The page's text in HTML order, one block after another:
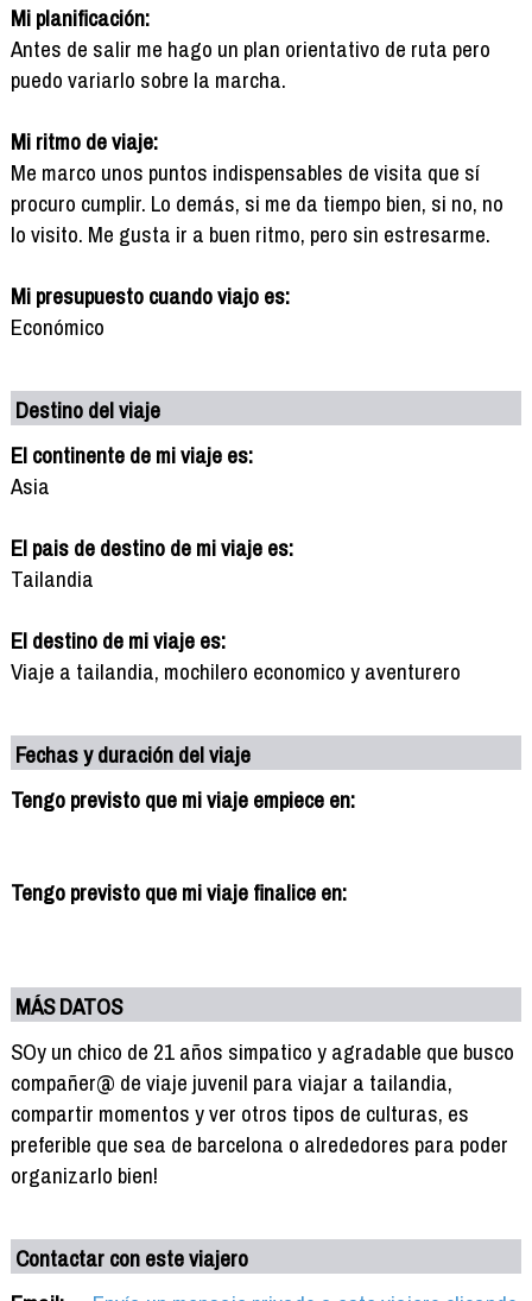
Mi planificación:
Antes de salir me hago un plan orientativo de ruta pero
puedo variarlo sobre la marcha.
Mi ritmo de viaje:
Me marco unos puntos indispensables de visita que sí
procuro cumplir. Lo demás, si me da tiempo bien, si no, no
lo visito. Me gusta ir a buen ritmo, pero sin estresarme.
Mi presupuesto cuando viajo es:
Económico
Destino del viaje
El continente de mi viaje es:
Asia
El pais de destino de mi viaje es:
Tailandia
El destino de mi viaje es:
Viaje a tailandia, mochilero economico y aventurero
Fechas y duración del viaje
Tengo previsto que mi viaje empiece en:
Tengo previsto que mi viaje finalice en:
MÁS DATOS
SOy un chico de 21 años simpatico y agradable que busco
compañer@ de viaje juvenil para viajar a tailandia,
compartir momentos y ver otros tipos de culturas, es
preferible que sea de barcelona o alrededores para poder
organizarlo bien!
Contactar con este viajero